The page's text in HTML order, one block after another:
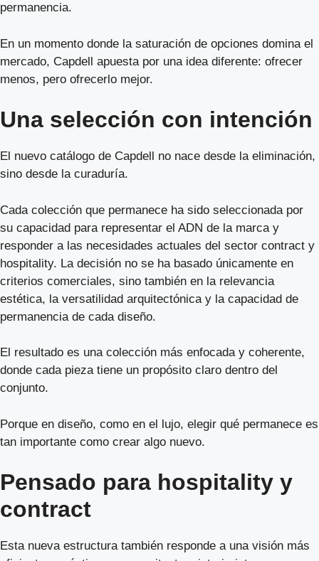
permanencia.
En un momento donde la saturación de opciones domina el
mercado, Capdell apuesta por una idea diferente: ofrecer
menos, pero ofrecerlo mejor.
Una selección con intención
El nuevo catálogo de Capdell no nace desde la eliminación,
sino desde la curaduría.
Cada colección que permanece ha sido seleccionada por
su capacidad para representar el ADN de la marca y
responder a las necesidades actuales del sector contract y
hospitality. La decisión no se ha basado únicamente en
criterios comerciales, sino también en la relevancia
estética, la versatilidad arquitectónica y la capacidad de
permanencia de cada diseño.
El resultado es una colección más enfocada y coherente,
donde cada pieza tiene un propósito claro dentro del
conjunto.
Porque en diseño, como en el lujo, elegir qué permanece es
tan importante como crear algo nuevo.
Pensado para hospitality y
contract
Esta nueva estructura también responde a una visión más